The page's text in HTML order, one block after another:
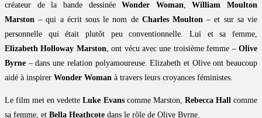
créateur de la bande dessinéeWonder Woman,William Moulton
Marston – qui a écrit sous le nom de Charles Moulton – et sur sa vie
personnelle qui était plutôt peu conventionnelle. Lui et sa femme,
Elizabeth Holloway Marston, ont vécu avec une troisième femme –Olive
Byrne – dans une relation polyamoureuse. Elizabeth et Olive ont beaucoup
aidé à inspirer Wonder Woman à travers leurs croyances féministes.
Le film met en vedetteLuke Evanscomme Marston, Rebecca Hallcomme
sa femme, et Bella Heathcote dans le rôle de Olive Byrne.